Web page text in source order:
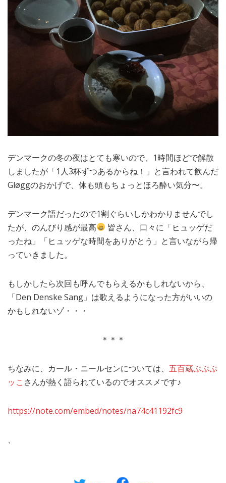
デンマークの冬の夜はとても寒いので、1時間ほどで解散
しましたが「1人3杯ずつあるからね！」と言われて飲んだ
Gløggのおかげで、体も頭もちょっとほろ酔い気分〜。
デンマーク語だったので1割ぐらいしかわかりませんでし
たが、のんびり感が最高
皆さん、口々に「ヒュッゲだ
ったね」「ヒュッゲな時間をありがとう」と言いながら帰
っていきました。
もしかしたら次回も呼んでもらえるかもしれないから、
「Den Denske Sang」は歌えるようになった方がいいの
かもしれないゾ・・・
＊＊＊
ちなみに、カール・ニールセンについては、 五百蔵ぷぷぷ
ッこ さんが熱く語られているのでオススメです♪
https://note.com/embed/notes/na74c41192fc9
、